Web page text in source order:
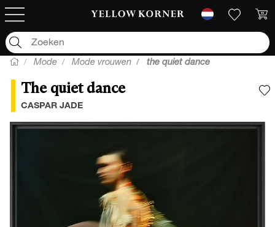
Mode Mode vrouwen the quiet dance
The quiet dance
CASPAR JADE